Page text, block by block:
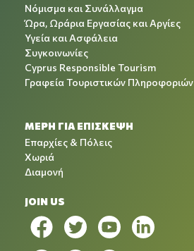
Νόμισμα και Συνάλλαγμα
Ώρα, Ωράρια Εργασίας και Αργίες
Υγεία και Ασφάλεια
Συγκοινωνίες
Cyprus Responsible Tourism
Γραφεία Τουριστικών Πληροφοριών
ΜΕΡΗ ΓΙΑ ΕΠΙΣΚΕΨΗ
Επαρχίες & Πόλεις
Χωριά
Διαμονή
JOIN US